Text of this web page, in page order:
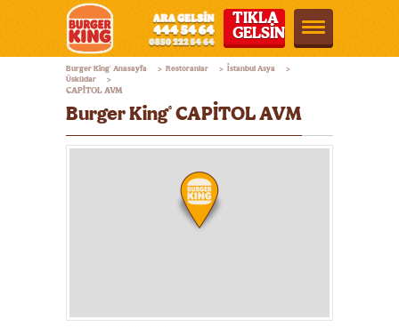
Burger
King®
TIKLA
GELSİN
Burger King® Anasayfa > Restoranlar > İstanbul Asya
>
Üsküdar
>
CAPİTOL AVM
Burger King® CAPİTOL AVM